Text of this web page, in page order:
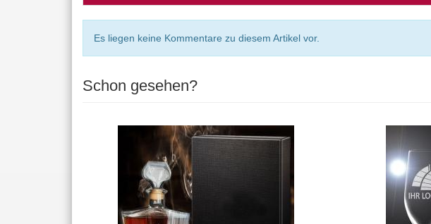
Es liegen keine Kommentare zu diesem Artikel vor.
Schon gesehen?